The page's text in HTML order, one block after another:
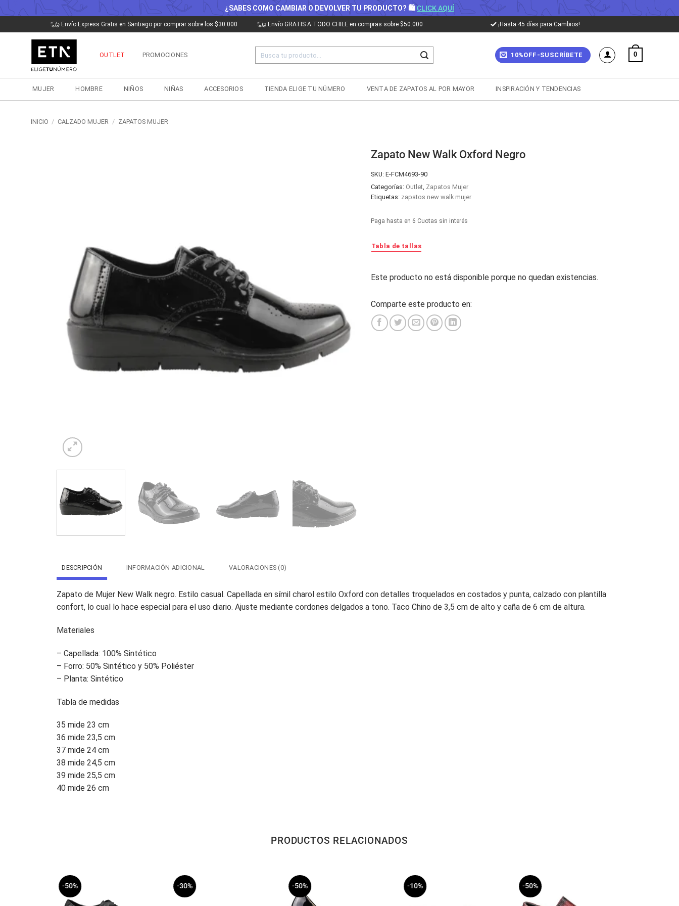
¿SABES COMO CAMBIAR O DEVOLVER TU PRODUCTO? 🛍CLICK AQUÍ
al
Envío Express Gratis en Santiago por comprar sobre los $30.000 Envío GRATIS A TODO CHILE en compras sobre $50.000 ¡Hasta 45 días para Cambios!
OUTLET PROMOCIONES 10%OFF-SUSCRÍBETE 0
MUJER HOMBRE NIÑOS NIÑAS ACCESORIOS TIENDA ELIGE TU NÚMERO VENTA DE ZAPATOS AL POR MAYOR INSPIRACIÓN Y TENDENCIAS
INICIO / CALZADO MUJER / ZAPATOS MUJER
Zapato New Walk Oxford Negro
SKU: E-FCM4693-90
Categorías: Outlet, Zapatos Mujer
Etiquetas: zapatos new walk mujer
Paga hasta en 6 Cuotas sin interés
Tabla de tallas
Este producto no está disponible porque no quedan existencias.
Alternative:
Comparte este producto en:
DESCRIPCIÓN INFORMACIÓN ADICIONAL VALORACIONES (0)
Zapato de Mujer New Walk negro. Estilo casual. Capellada en símil charol estilo Oxford con detalles troquelados en costados y punta, calzado con plantilla
confort, lo cual lo hace especial para el uso diario. Ajuste mediante cordones delgados a tono. Taco Chino de 3,5 cm de alto y caña de 6 cm de altura.
Materiales
– Capellada: 100% Sintético
– Forro: 50% Sintético y 50% Poliéster
– Planta: Sintético
Tabla de medidas
35 mide 23 cm
36 mide 23,5 cm
37 mide 24 cm
38 mide 24,5 cm
39 mide 25,5 cm
40 mide 26 cm
PRODUCTOS RELACIONADOS
-50% -30% -50% -10% -50%